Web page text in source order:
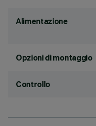
Alimentazione
Opzioni di montaggio
Controllo